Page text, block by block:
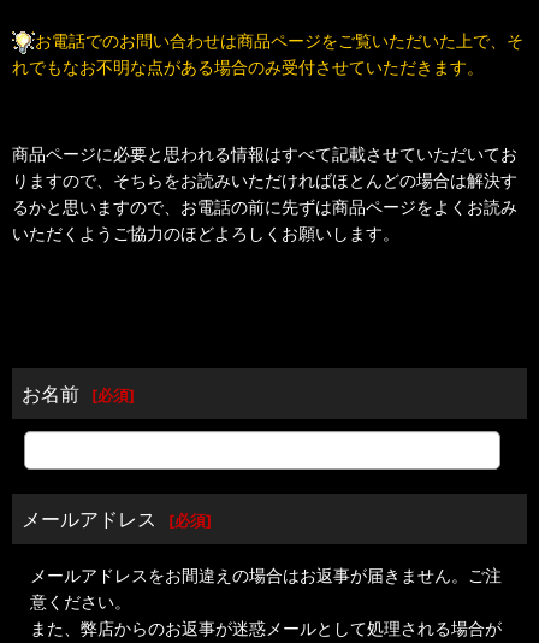
お電話でのお問い合わせは商品ページをご覧いただいた上で、そ
れでもなお不明な点がある場合のみ受付させていただきます。
商品ページに必要と思われる情報はすべて記載させていただいてお
りますので、そちらをお読みいただければほとんどの場合は解決す
るかと思いますので、お電話の前に先ずは商品ページをよくお読み
いただくようご協力のほどよろしくお願いします。
お名前 [必須]
メールアドレス [必須]
メールアドレスをお間違えの場合はお返事が届きません。ご注
意ください。
また、弊店からのお返事が迷惑メールとして処理される場合が